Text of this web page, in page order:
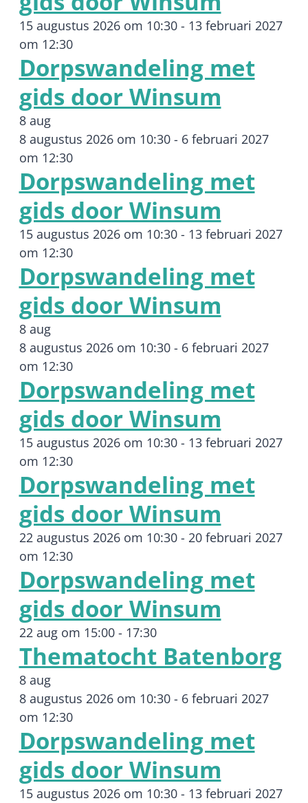
15 augustus 2026 om 10:30- 13 februari 2027
om 12:30
Dorpswandeling met
gids door Winsum
8 aug
8 augustus 2026 om 10:30- 6 februari 2027
om 12:30
Dorpswandeling met
gids door Winsum
15 augustus 2026 om 10:30- 13 februari 2027
om 12:30
Dorpswandeling met
gids door Winsum
8 aug
8 augustus 2026 om 10:30- 6 februari 2027
om 12:30
Dorpswandeling met
gids door Winsum
15 augustus 2026 om 10:30- 13 februari 2027
om 12:30
Dorpswandeling met
gids door Winsum
22 augustus 2026 om 10:30- 20 februari 2027
om 12:30
Dorpswandeling met
gids door Winsum
22 aug om 15:00- 17:30
Thematocht Batenborg
8 aug
8 augustus 2026 om 10:30- 6 februari 2027
om 12:30
Dorpswandeling met
gids door Winsum
15 augustus 2026 om 10:30- 13 februari 2027